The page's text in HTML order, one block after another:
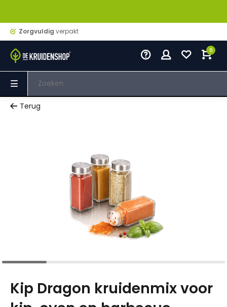
Zorgvuldig verpakt
0
Terug
Kip Dragon kruidenmix voor